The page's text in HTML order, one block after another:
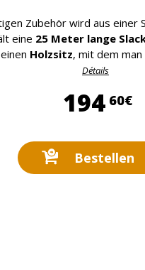
Zubehör wird aus einer
eine 25 Meter lange
Holzsitz, mit dem man
Détails
194 60€
Bestellen